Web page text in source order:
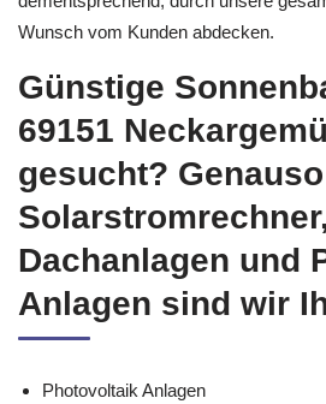
Sonnen Stromspeicher Akkus sind wir.
Wunsch vom Kunden abdecken.
Günstige
69151
gesucht? Genauso
Dachanlagen und